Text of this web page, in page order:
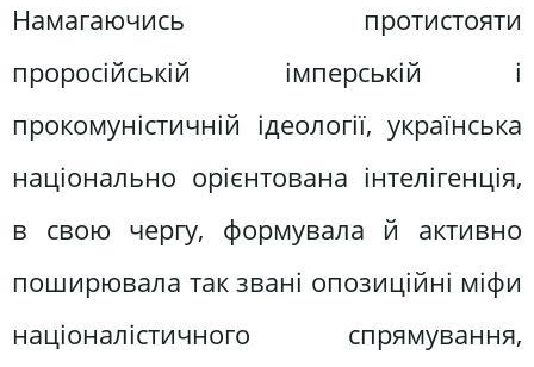
Намагаючись протистояти
проросійській імперській і
прокомуністичній ідеології, українська
національно орієнтована інтелігенція,
в свою чергу, формувала й активно
поширювала так звані опозиційні міфи
націоналістичного спрямування,